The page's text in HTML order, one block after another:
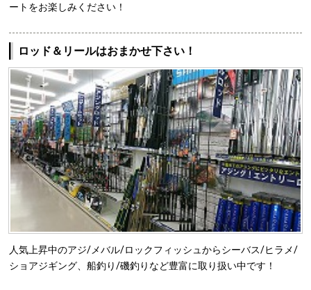
ートをお楽しみください！
ロッド＆リールはおまかせ下さい！
人気上昇中のアジ/メバル/ロックフィッシュからシーバス/ヒラメ/
ショアジギング、船釣り/磯釣りなど豊富に取り扱い中です！